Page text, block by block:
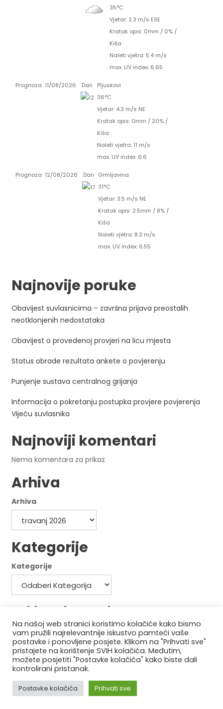
35°C
Vjetar: 2.3 m/s ESE
Kratak opis: 0mm / 0%/
Kiša
Naleti vjetra: 5.4 m/s
max. UV index: 6.65
Prognoza 11/08/2026 Dan
Pljuskovi
36°C
Vjetar: 4.3 m/s NE
Kratak opis: 0mm / 20%/
Kiša
Naleti vjetra: 11 m/s
max. UV index: 6.6
Prognoza 12/08/2026 Dan
Grmljavina
31°C
Vjetar: 3.5 m/s NE
Kratak opis: 2.5mm / 8%/
Kiša
Naleti vjetra: 8.3 m/s
max. UV index: 6.55
Najnovije poruke
Obavijest suvlasnicima – završna prijava preostalih
neotklonjenih nedostataka
Obavijest o provedenoj provjeri na licu mjesta
Status obrade rezultata ankete o povjerenju
Punjenje sustava centralnog grijanja
Informacija o pokretanju postupka provjere povjerenja
Vijeću suvlasnika
Najnoviji komentari
Nema komentara za prikaz.
Arhiva
Arhiva
Kategorije
Kategorije
Politika privatnosti
Politika kolačića
© 2021 Moja-Zgrada. All Rights Reserved.
Construction Field byAcme Themes
Na našoj web stranici koristimo kolačiće kako bismo
vam pružili najrelevantnije iskustvo pamteći vaše
postavke i ponovljene posjete. Klikom na "Prihvati sve"
pristajete na korištenje SVIH kolačića. Međutim,
možete posjetiti "Postavke kolačića" kako biste dali
kontrolirani pristanak.
Postavke kolačića Prihvati sve